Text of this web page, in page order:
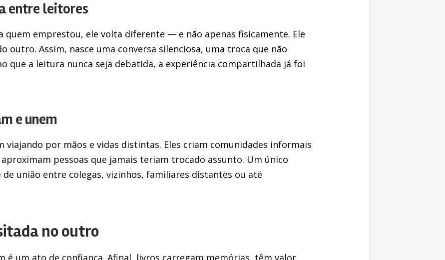
entre leitores
quem emprestou, ele volta diferente — e não apenas fisicamente. Ele
outro. Assim, nasce uma conversa silenciosa, uma troca que não
que a leitura nunca seja debatida, a experiência compartilhada já foi
e unem
viajando por mãos e vidas distintas. Eles criam comunidades informais
pessoas que jamais teriam trocado assunto. Um único
união entre colegas, vizinhos, familiares distantes ou até
no outro
é um ato de confiança. Afinal, livros carregam memórias, têm valor